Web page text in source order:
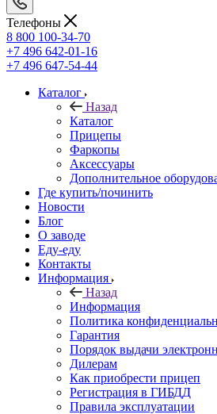
Телефоны
8 800 100-34-70
+7 496 642-01-16
+7 496 647-54-44
Каталог
Назад
Каталог
Прицепы
Фаркопы
Аксессуары
Дополнительное
Где купить/починить
Новости
Блог
О заводе
Еду-еду
Контакты
Информация
Назад
Информация
Политика
Гарантия
Порядок выдачи
Дилерам
Как приобрести прицеп
Регистрация в ГИБДД
Правила эксплуатации